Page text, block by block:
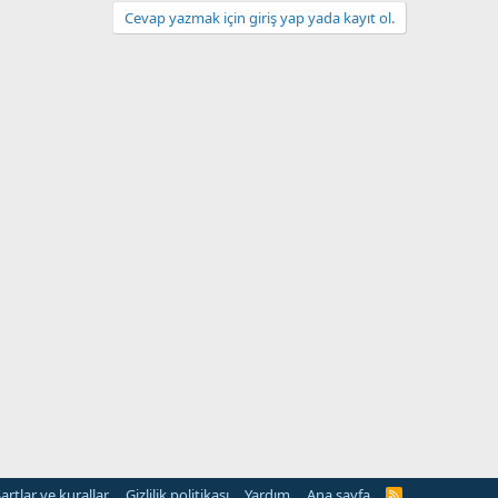
Cevap yazmak için giriş yap yada kayıt ol.
R